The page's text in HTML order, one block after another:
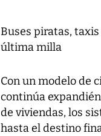
Buses piratas,
última milla
Con un modelo de
continúa
de viviendas, los
hasta el destino